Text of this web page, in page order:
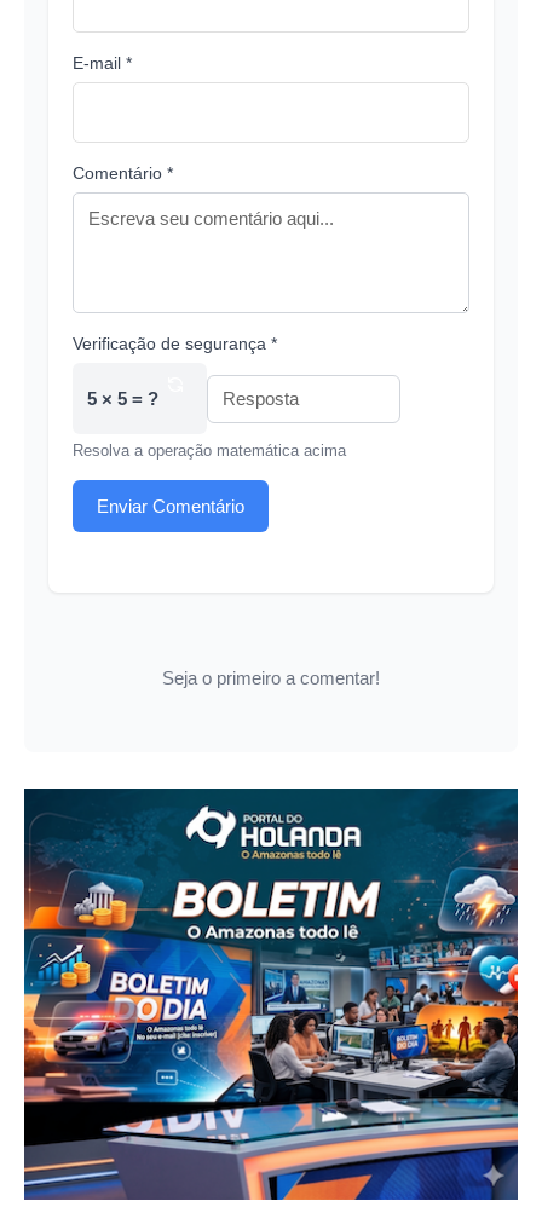
E-mail *
Comentário *
Verificação de segurança *
5 × 5 = ?
Resolva a operação matemática acima
Enviar Comentário
Seja o primeiro a comentar!